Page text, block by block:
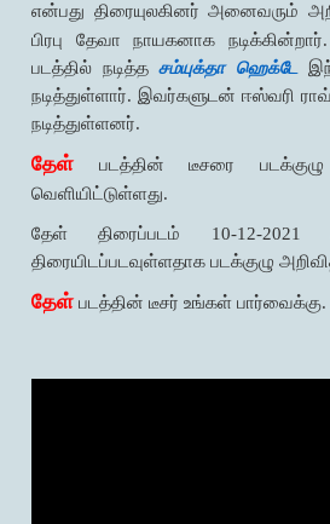
என்பது திரையுலகினர் அனைவரும்
பிரபு தேவா நாயகனாக
படத்தில் நடித்தசம்யுக்தா ஹெக்டே
நடித்துள்ளார். இவர்களுடன் ஈஸ்வரி
நடித்துள்ளனர்.
தேள் படத்தின் டீசரை படக்குழு
வெளியிட்டுள்ளது.
தேள் திரைப்படம் 10-12-2021
திரையிடப்படவுள்ளதாக படக்குழு
தேள் படத்தின் டீசர் உங்கள் பார்வைக்கு.